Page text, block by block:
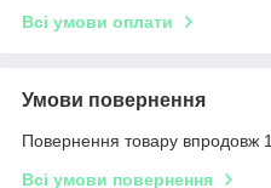
Всі умови оплати
Умови повернення
Повернення товару впродовж
Всі умови повернення